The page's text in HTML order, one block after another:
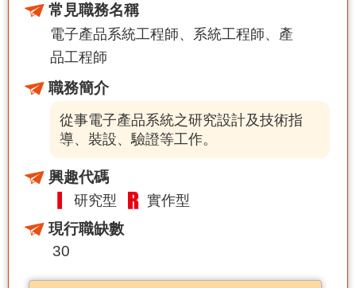
常見職務名稱
電子產品系統工程師 系統工程師
產
品工程師
職務簡介
從事電子產品系統之研究設計及技術指
導、裝設、驗證等工作。
興趣代碼
研究型 實作型
現行職缺數
30